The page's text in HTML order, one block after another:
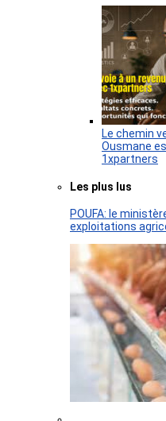
Le chemin
Ousmane
1xpartners
Les plus lus
POUFA: le
exploitations